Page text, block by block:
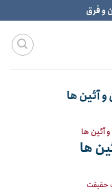
و فرق
و آئین ها
آئین ها
ها
حقیقت